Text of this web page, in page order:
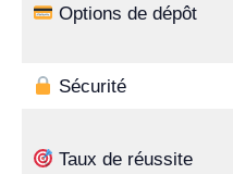
Options de dépôt
Sécurité
Taux de réussite